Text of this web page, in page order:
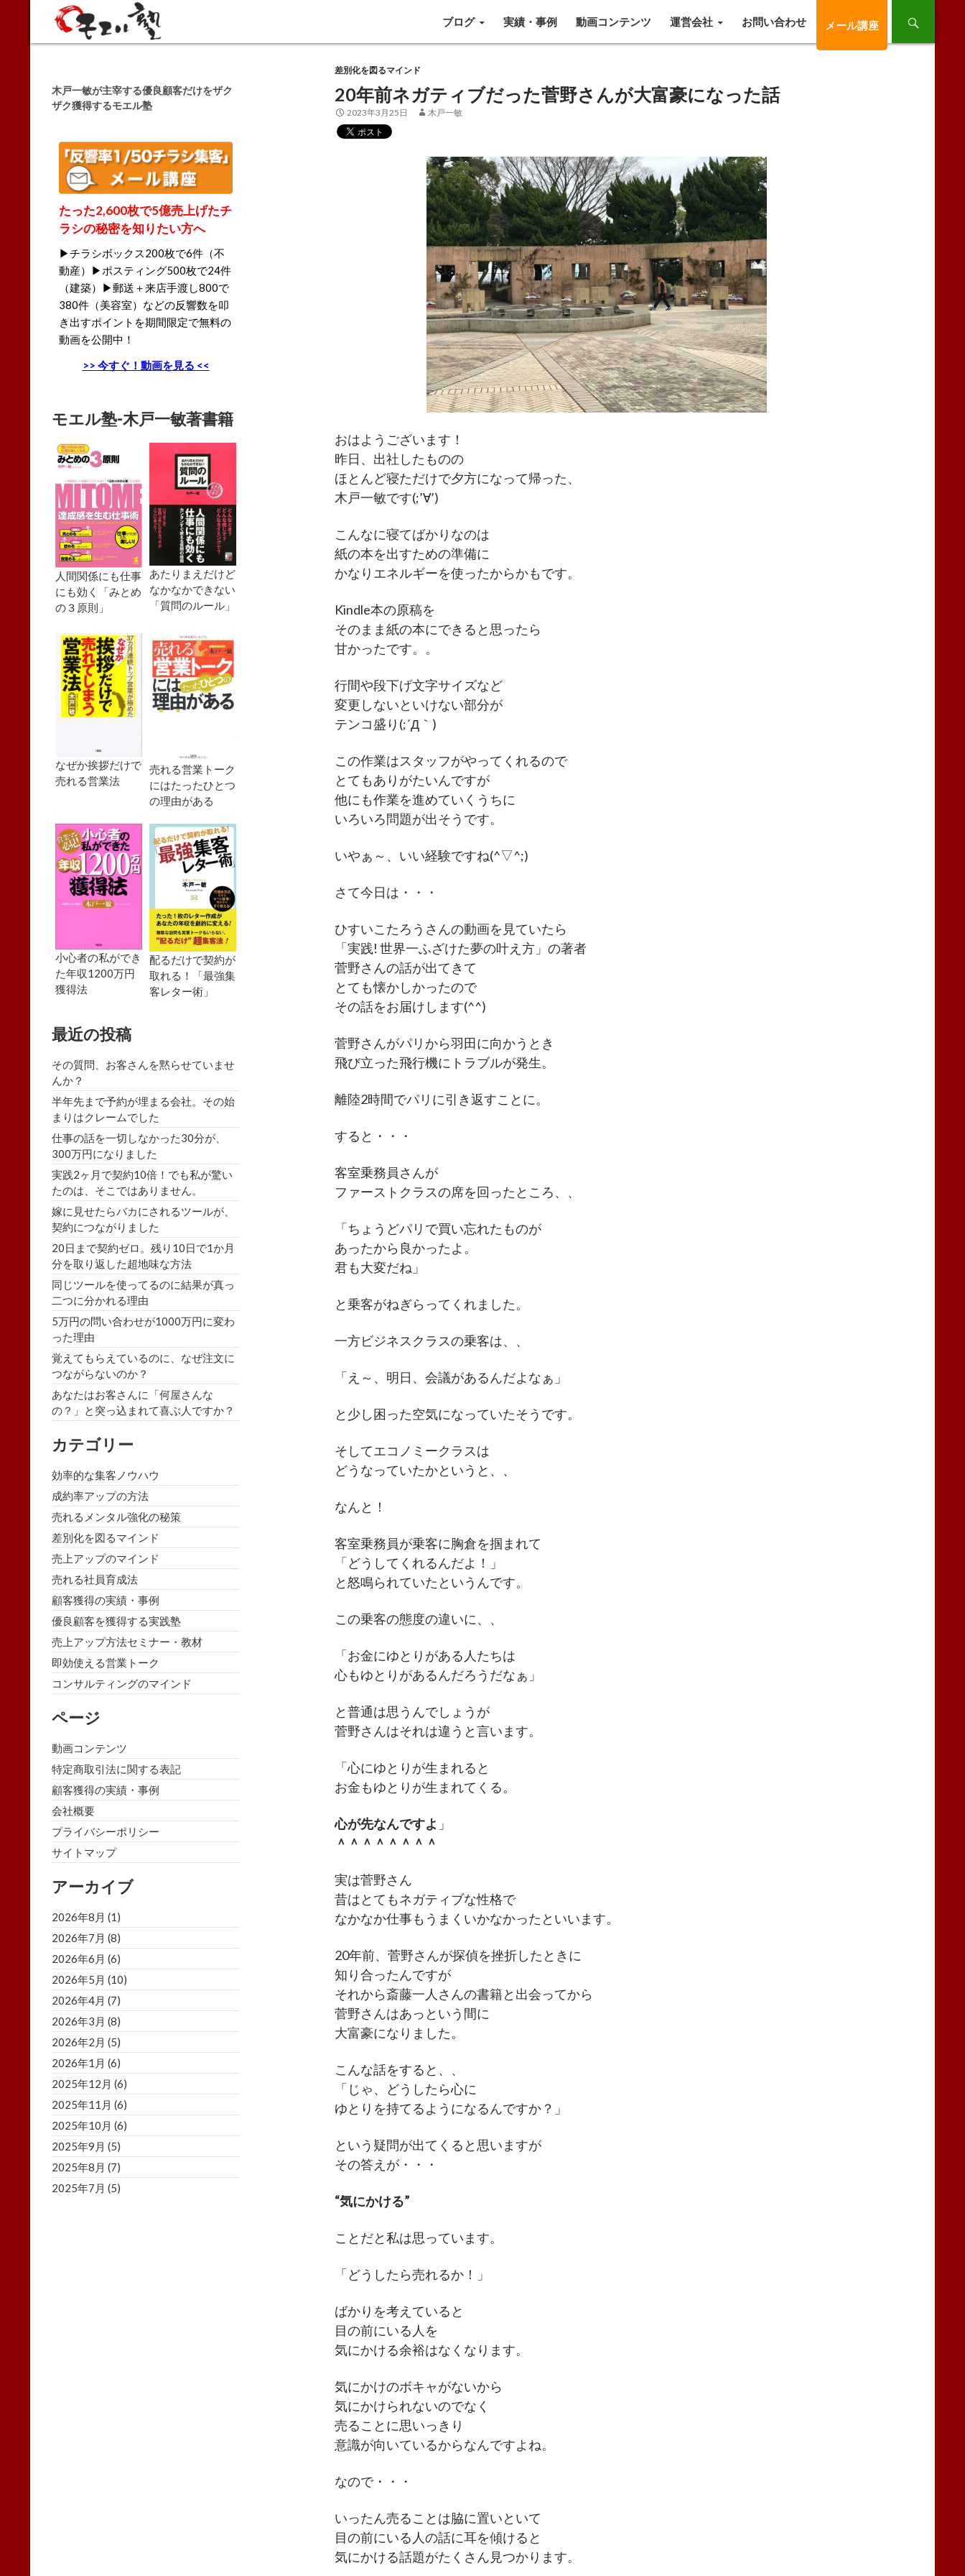
Search
ブログ
実績・事例 動画コンテンツ 運営会社 お問い合わせ メール講座
差別化を図るマインド
20年前ネガティブだった菅野さんが大富豪になった話
2023年3月25日 木戸一敏
おはようございます！
昨日、出社したものの
ほとんど寝ただけで夕方になって帰った、
木戸一敏です(;’∀’)
こんなに寝てばかりなのは
紙の本を出すための準備に
かなりエネルギーを使ったからかもです。
Kindle本の原稿を
そのまま紙の本にできると思ったら
甘かったです。。
行間や段下げ文字サイズなど
変更しないといけない部分が
テンコ盛り(;´Д｀)
この作業はスタッフがやってくれるので
とてもありがたいんですが
他にも作業を進めていくうちに
いろいろ問題が出そうです。
いやぁ～、いい経験ですね(^▽^;)
さて今日は・・・
ひすいこたろうさんの動画を見ていたら
「実践! 世界一ふざけた夢の叶え方」の著者
菅野さんの話が出てきて
とても懐かしかったので
その話をお届けします(^^)
菅野さんがパリから羽田に向かうとき
飛び立った飛行機にトラブルが発生。
離陸2時間でパリに引き返すことに。
すると・・・
客室乗務員さんが
ファーストクラスの席を回ったところ、、
「ちょうどパリで買い忘れたものが
あったから良かったよ。
君も大変だね」
と乗客がねぎらってくれました。
一方ビジネスクラスの乗客は、、
「え～、明日、会議があるんだよなぁ」
と少し困った空気になっていたそうです。
そしてエコノミークラスは
どうなっていたかというと、、
なんと！
客室乗務員が乗客に胸倉を掴まれて
「どうしてくれるんだよ！」
と怒鳴られていたというんです。
この乗客の態度の違いに、、
「お金にゆとりがある人たちは
心もゆとりがあるんだろうだなぁ」
と普通は思うんでしょうが
菅野さんはそれは違うと言います。
「心にゆとりが生まれると
お金もゆとりが生まれてくる。
心が先なんですよ 」
＾＾＾＾＾＾＾＾
実は菅野さん
昔はとてもネガティブな性格で
なかなか仕事もうまくいかなかったといいます。
20年前、菅野さんが探偵を挫折したときに
知り合ったんですが
それから斎藤一人さんの書籍と出会ってから
菅野さんはあっという間に
大富豪になりました。
こんな話をすると、、
「じゃ、どうしたら心に
ゆとりを持てるようになるんですか？」
という疑問が出てくると思いますが
その答えが・・・
“気にかける”
ことだと私は思っています。
「どうしたら売れるか！」
ばかりを考えていると
目の前にいる人を
気にかける余裕はなくなります。
気にかけのボキャがないから
気にかけられないのでなく
売ることに思いっきり
意識が向いているからなんですよね。
なので・・・
いったん売ることは脇に置いといて
目の前にいる人の話に耳を傾けると
気にかける話題がたくさん見つかります。
木戸一敏が主宰する優良顧客だけをザク
ザク獲得するモエル塾
たった2,600枚で5億売上げたチ
ラシの秘密を知りたい方へ
▶チラシボックス200枚で6件（不
動産）▶ポスティング500枚で24件
（建築）▶郵送＋来店手渡し800で
380件（美容室）などの反響数を叩
き出すポイントを期間限定で無料の
動画を公開中！
>> 今すぐ！動画を見る <<
モエル塾-木戸一敏著書籍
人間関係にも仕事
にも効く「みとめ
の３原則」
あたりまえだけど
なかなかできない
「質問のルール」
なぜか挨拶だけで
売れる営業法
売れる営業トーク
にはたったひとつ
の理由がある
小心者の私ができ
た年収1200万円
獲得法
配るだけで契約が
取れる！「最強集
客レター術」
最近の投稿
その質問、お客さんを黙らせていませ
んか？
半年先まで予約が埋まる会社。その始
まりはクレームでした
仕事の話を一切しなかった30分が、
300万円になりました
実践2ヶ月で契約10倍！でも私が驚い
たのは、そこではありません。
嫁に見せたらバカにされるツールが、
契約につながりました
20日まで契約ゼロ。残り10日で1か月
分を取り返した超地味な方法
同じツールを使ってるのに結果が真っ
二つに分かれる理由
5万円の問い合わせが1000万円に変わ
った理由
覚えてもらえているのに、なぜ注文に
つながらないのか？
あなたはお客さんに「何屋さんな
の？」と突っ込まれて喜ぶ人ですか？
カテゴリー
効率的な集客ノウハウ
成約率アップの方法
売れるメンタル強化の秘策
差別化を図るマインド
売上アップのマインド
売れる社員育成法
顧客獲得の実績・事例
優良顧客を獲得する実践塾
売上アップ方法セミナー・教材
即効使える営業トーク
コンサルティングのマインド
ページ
動画コンテンツ
特定商取引法に関する表記
顧客獲得の実績・事例
会社概要
プライバシーポリシー
サイトマップ
アーカイブ
2026年8月 (1)
2026年7月 (8)
2026年6月 (6)
2026年5月 (10)
2026年4月 (7)
2026年3月 (8)
2026年2月 (5)
2026年1月 (6)
2025年12月 (6)
2025年11月 (6)
2025年10月 (6)
2025年9月 (5)
2025年8月 (7)
2025年7月 (5)